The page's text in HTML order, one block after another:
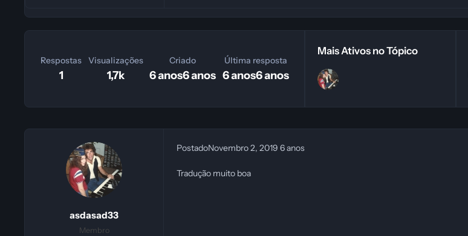
Respostas
1
Visualizações
1,7k
Criado
6 anos6 anos
Última resposta
6 anos6 anos
Mais Ativos no Tópico
asdasad33
Membro
PostadoNovembro 2, 2019 6 anos
Tradução muito boa